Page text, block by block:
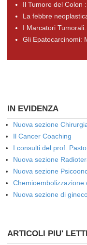
Il Tumore del Colon
La febbre
I Marcatori
Gli Epatocarcinomi:
IN EVIDENZA
Nuova sezione
Il Cancer Coaching
I consulti del prof.
Nuova sezione
Nuova sezione
Nuova sezione di
ARTICOLI PIU' LETTI